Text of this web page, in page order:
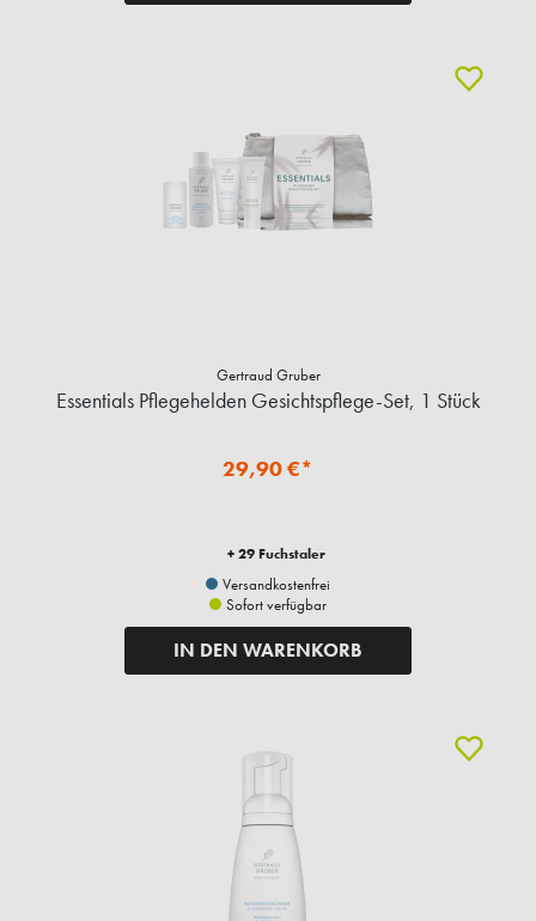
Gertraud Gruber
Essentials Pflegehelden Gesichtspflege-Set, 1 Stück
29,90 €*
+ 29 Fuchstaler
Versandkostenfrei
Sofort verfügbar
IN DEN WARENKORB